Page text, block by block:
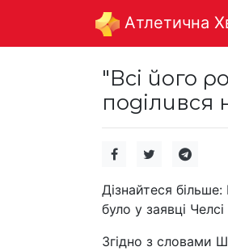
Aтлетична
"Всі його
Дізнайтеся
було у заявці
Згідно з словами